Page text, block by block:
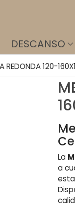
DESCANSO
REDONDA 120-
La
a